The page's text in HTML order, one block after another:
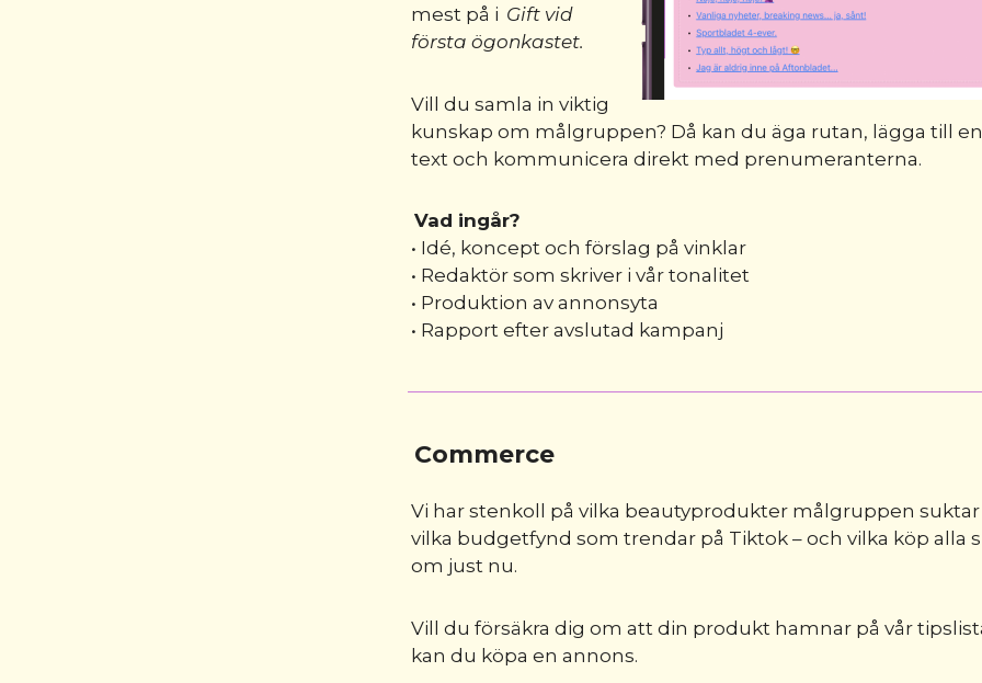
mest på i Gift vid
första ögonkastet.
Vill du samla in viktig
kunskap om målgruppen? Då kan du äga rutan, lägga till
text och kommunicera direkt med prenumeranterna.
Vad ingår?
• Idé, koncept och förslag på vinklar
• Redaktör som skriver i vår tonalitet
• Produktion av annonsyta
• Rapport efter avslutad kampanj
Commerce
Vi har stenkoll på vilka beautyprodukter målgruppen
vilka budgetfynd som trendar på Tiktok – och vilka köp alla
om just nu.
Vill du försäkra dig om att din produkt hamnar på vår
kan du köpa en annons.